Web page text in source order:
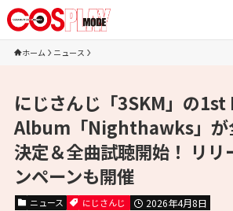
ホーム ニュース
にじさんじ「3SKM」の
Album「Nighthawks」が
決定＆全曲試聴開始！ リリ
ンペーンも開催
ニュース にじさんじ 2026年4月8日